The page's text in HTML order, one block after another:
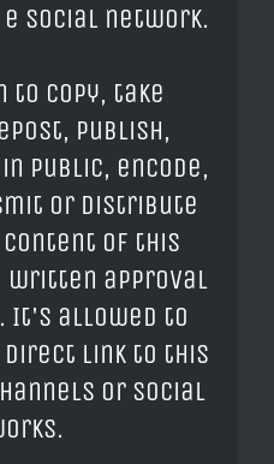
social network.
copy, take
publish,
public, encode,
or distribute
of this
approval
It's allowed to
direct link to this
or social